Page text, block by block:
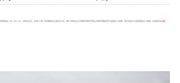
情况（在11月11日-12日的走访后）又进行了第二次详细的走访(前后共8次)，客户(中石化辽宁许琛处长和张宇处长)对我们的服务和产品质量十分满意，我们对自己产品的表现也十分满意 （具体结论见 反馈